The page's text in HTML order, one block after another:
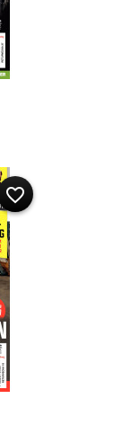
favorite_border